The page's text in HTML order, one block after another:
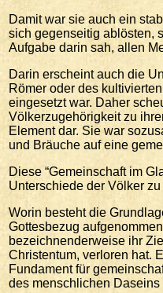
Damit war sie auch ein
sich gegenseitig ablösten,
Aufgabe darin sah, allen
Darin erscheint auch die
Römer oder des
eingesetzt war. Daher
Völkerzugehörigkeit zu
Element dar. Sie war
und Bräuche auf eine
Diese “Gemeinschaft im
Unterschiede der Völker
Worin besteht die
Gottesbezug
bezeichnenderweise ihr
Christentum, verloren hat.
Fundament für
des menschlichen